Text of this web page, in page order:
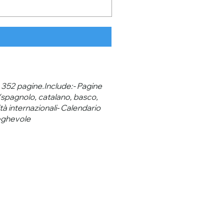
pagine.Include:- Pagine
catalano, basco,
internazionali- Calendario